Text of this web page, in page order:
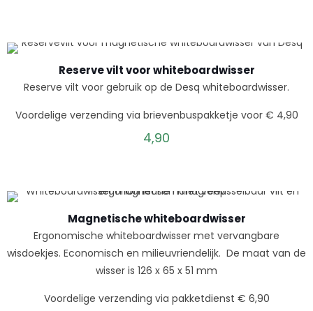
Reserve vilt voor whiteboardwisser
Reserve vilt voor gebruik op de Desq whiteboardwisser.
Voordelige verzending via brievenbuspakketje voor € 4,90
4,90
Magnetische whiteboardwisser
Ergonomische whiteboardwisser met vervangbare
wisdoekjes. Economisch en milieuvriendelijk. De maat van de
wisser is 126 x 65 x 51 mm
Voordelige verzending via pakketdienst € 6,90